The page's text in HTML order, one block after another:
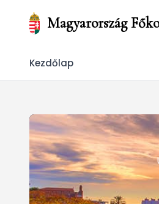
Magyarország
Kezdőlap